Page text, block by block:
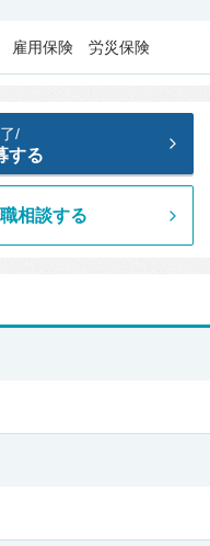
雇用保険 労災保険
相談する
/
する